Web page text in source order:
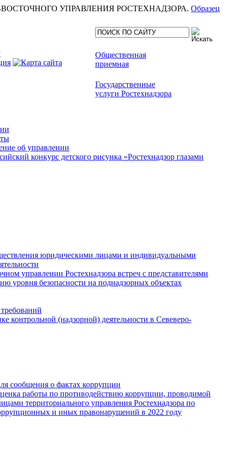
СЕВЕРО-ВОСТОЧНОГО УПРАВЛЕНИЯ РОСТЕХНАДЗОРА. Образец
Общественная
приемная
Государственные
услуги Ростехнадзора
об управлении
конкурс детского рисунка «Ростехнадзор глазами
юридическими лицами и индивидуальными
управлении Ростехнадзора встреч с представителями
уровня безопасности на поднадзорных объектах
контрольной (надзорной) деятельности в Севеверо-
сообщения о фактах коррупции
работы по противодействию коррупции, проводимой
территориального управления Ростехнадзора по
и иных правонарушений в 2022 году